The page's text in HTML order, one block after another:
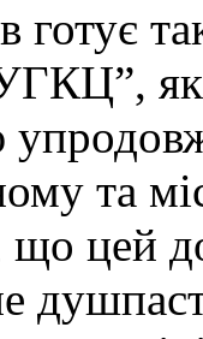
готує
та
цей